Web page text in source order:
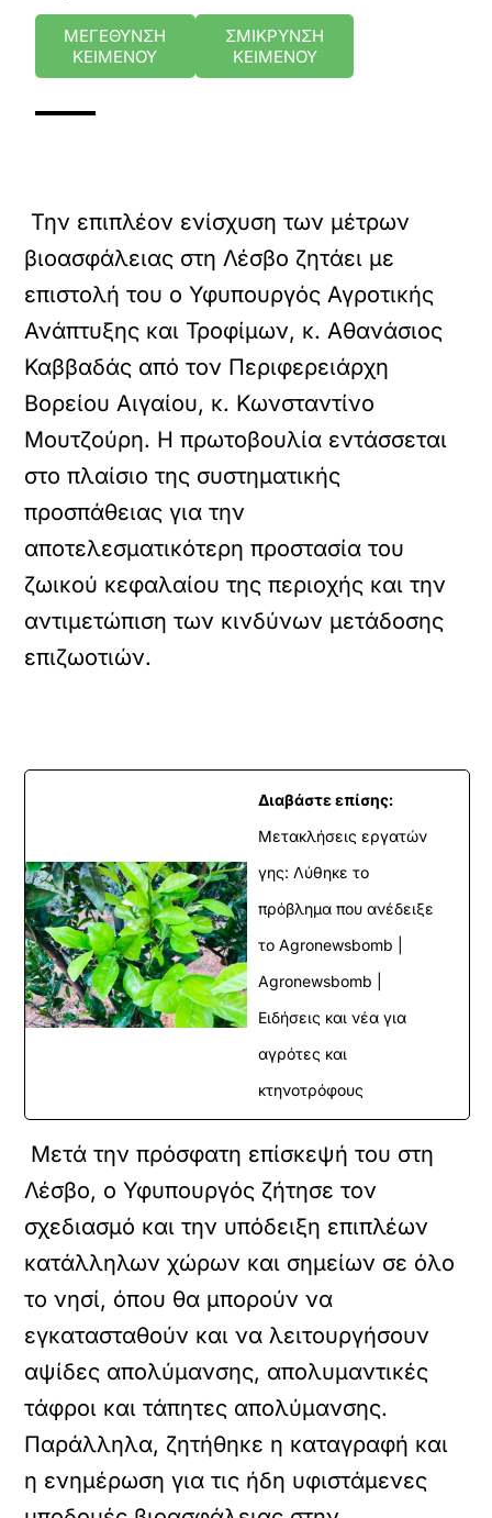
ΜΕΓΕΘΥΝΣΗ
ΚΕΙΜΕΝΟΥ
ΣΜΙΚΡΥΝΣΗ
ΚΕΙΜΕΝΟΥ
Την επιπλέον ενίσχυση των μέτρων
βιοασφάλειας στη Λέσβο ζητάει με
επιστολή του ο Υφυπουργός Αγροτικής
Ανάπτυξης και Τροφίμων, κ. Αθανάσιος
Καββαδάς από τον Περιφερειάρχη
Βορείου Αιγαίου, κ. Κωνσταντίνο
Μουτζούρη. Η πρωτοβουλία εντάσσεται
στο πλαίσιο της συστηματικής
προσπάθειας για την
αποτελεσματικότερη προστασία του
ζωικού κεφαλαίου της περιοχής και την
αντιμετώπιση των κινδύνων μετάδοσης
επιζωοτιών.
Διαβάστε επίσης:
Μετακλήσεις εργατών
γης: Λύθηκε το
πρόβλημα που ανέδειξε
το Agronewsbomb |
Agronewsbomb |
Ειδήσεις και νέα για
αγρότες και
κτηνοτρόφους
Μετά την πρόσφατη επίσκεψή του στη
Λέσβο, ο Υφυπουργός ζήτησε τον
σχεδιασμό και την υπόδειξη επιπλέων
κατάλληλων χώρων και σημείων σε όλο
το νησί, όπου θα μπορούν να
εγκατασταθούν και να λειτουργήσουν
αψίδες απολύμανσης, απολυμαντικές
τάφροι και τάπητες απολύμανσης.
Παράλληλα, ζητήθηκε η καταγραφή και
η ενημέρωση για τις ήδη υφιστάμενες